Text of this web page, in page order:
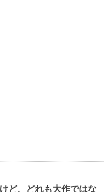
ど、どれも大作ではな